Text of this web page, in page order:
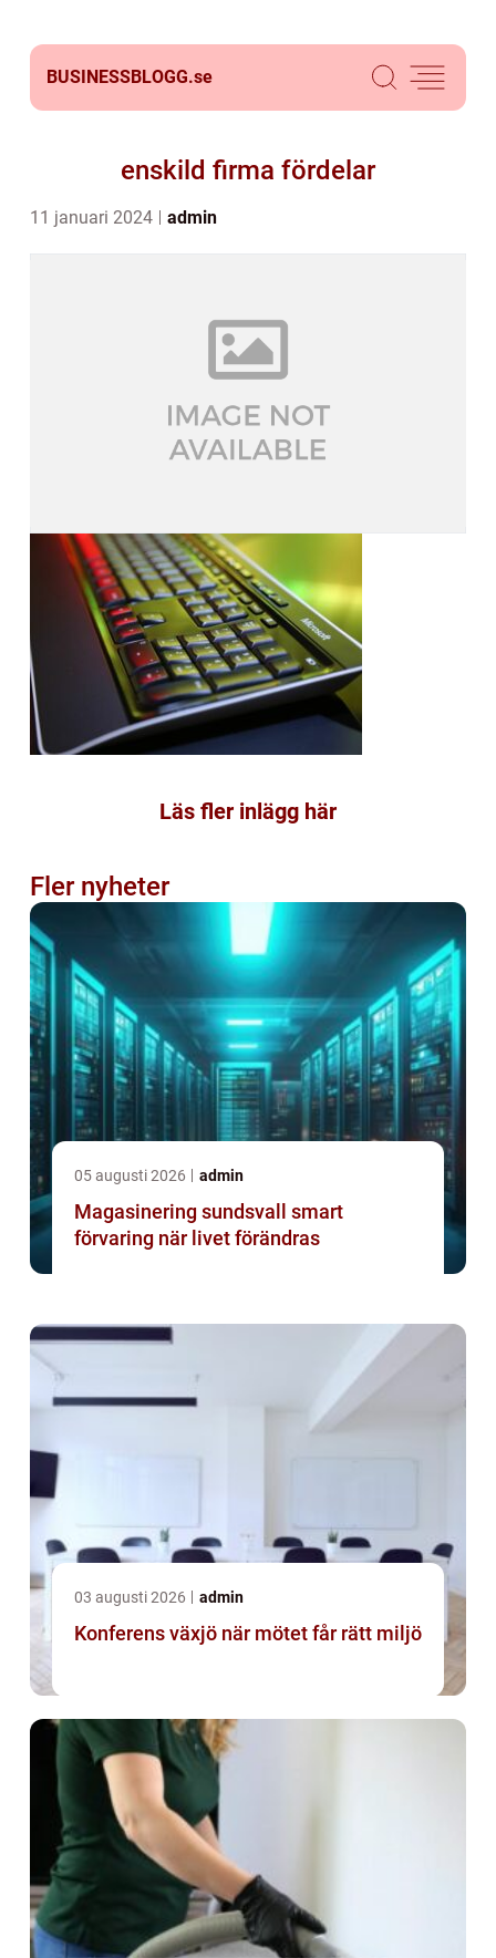
BUSINESSBLOGG.se
enskild firma fördelar
11 januari 2024 admin
Läs fler inlägg här
Fler nyheter
05 augusti 2026 admin
Magasinering sundsvall smart
förvaring när livet förändras
03 augusti 2026 admin
Konferens växjö när mötet får rätt miljö